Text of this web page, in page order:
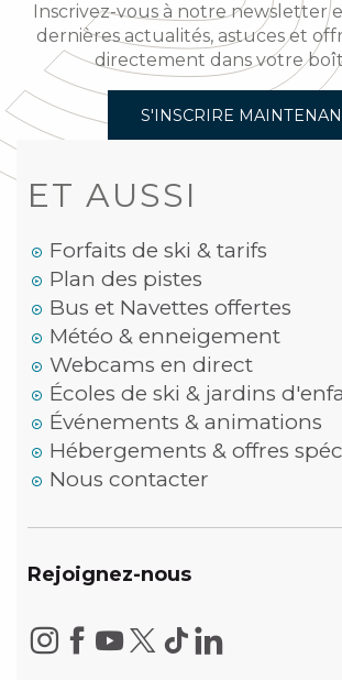
Inscrivez-vous à notre newsletter
dernières actualités, astuces et
directement dans votre
S'INSCRIRE
ET AUSSI
Forfaits de ski & tarifs
Plan des pistes
Bus et Navettes offertes
Météo & enneigement
Webcams en direct
Écoles de ski & jardins
Événements & animations
Hébergements & offres
Nous contacter
Rejoignez-nous